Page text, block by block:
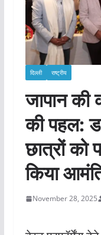
दिल्ली राष्ट्रीय
जापान की
की पहल:
छात्रों को
किया
November 28, 2025